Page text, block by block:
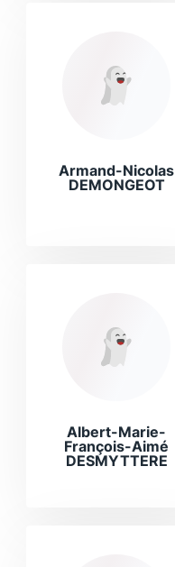
Armand-Nicolas
DEMONGEOT
Albert-Marie-
François-Aimé
DESMYTTERE